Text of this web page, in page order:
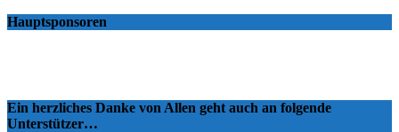
Hauptsponsoren
Ein herzliches Danke von Allen geht auch an folgende
Unterstützer…